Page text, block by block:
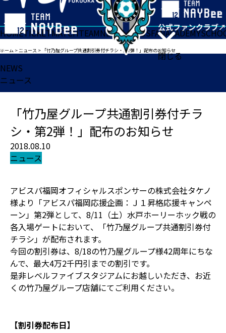
閉じる
HOMETICKETMATCHTEAMNEWSGOODSFANACADEMY
ホーム >ニュース > 「竹乃屋グループ共通割引券付チラシ・第2弾！」配布のお知らせ
NEWS
ニュース
「竹乃屋グループ共通割引券付チラ
シ・第2弾！」配布のお知らせ
2018.08.10
ニュース
アビスパ福岡オフィシャルスポンサーの株式会社タケノ
様より「アビスパ福岡応援企画：Ｊ１昇格応援キャンペ
ーン」第2弾として、8/11（土）水戸ホーリーホック戦の
各入場ゲートにおいて、「竹乃屋グループ共通割引券付
チラシ」が配布されます。
今回の割引券は、8/18の竹乃屋グループ様42周年にちな
んで、最大4万2千円引までの割引です。
是非レベルファイブスタジアムにお越しいただき、お近
くの竹乃屋グループ店舗にてご利用ください。
【割引券配布日】